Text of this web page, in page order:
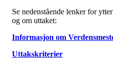
Se nedenstående lenker for
og om uttaket:
Informasjon om
Uttakskriterier